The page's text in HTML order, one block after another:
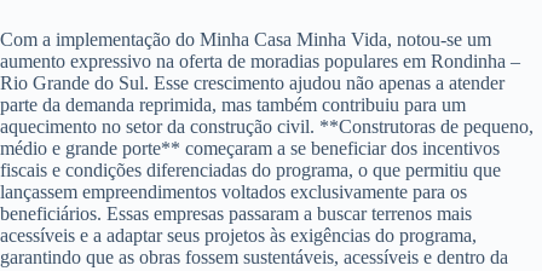
Com a implementação do Minha Casa Minha Vida, notou-se um
aumento expressivo na oferta de moradias populares em Rondinha –
Rio Grande do Sul. Esse crescimento ajudou não apenas a atender
parte da demanda reprimida, mas também contribuiu para um
aquecimento no setor da construção civil. **Construtoras de pequeno,
médio e grande porte** começaram a se beneficiar dos incentivos
fiscais e condições diferenciadas do programa, o que permitiu que
lançassem empreendimentos voltados exclusivamente para os
beneficiários. Essas empresas passaram a buscar terrenos mais
acessíveis e a adaptar seus projetos às exigências do programa,
garantindo que as obras fossem sustentáveis, acessíveis e dentro da